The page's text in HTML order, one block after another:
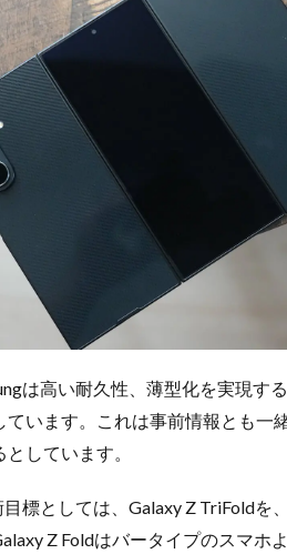
は高い耐久性、薄型化を実現す
います。これは事前情報とも一
しています。
目標としては、Galaxy Z TriFoldを
Z Foldはバータイプのスマホ